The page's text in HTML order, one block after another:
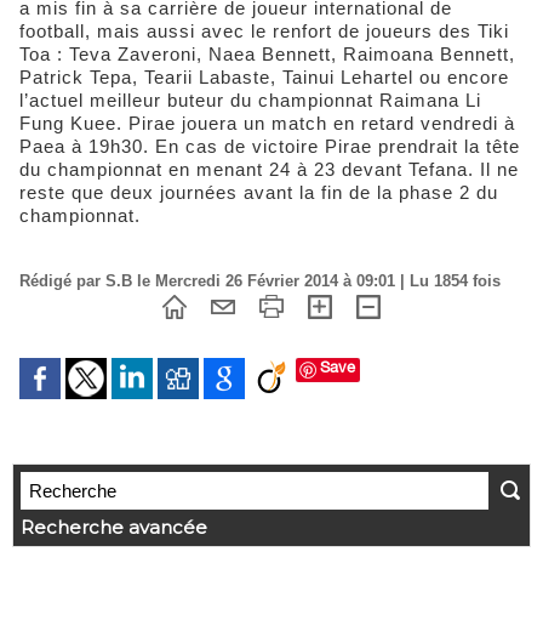
a mis fin à sa carrière de joueur international de
football, mais aussi avec le renfort de joueurs des Tiki
Toa : Teva Zaveroni, Naea Bennett, Raimoana Bennett,
Patrick Tepa, Tearii Labaste, Tainui Lehartel ou encore
l’actuel meilleur buteur du championnat Raimana Li
Fung Kuee. Pirae jouera un match en retard vendredi à
Paea à 19h30. En cas de victoire Pirae prendrait la tête
du championnat en menant 24 à 23 devant Tefana. Il ne
reste que deux journées avant la fin de la phase 2 du
championnat.
Rédigé par S.B le Mercredi 26 Février 2014 à 09:01 | Lu 1854 fois
Save
Recherche avancée